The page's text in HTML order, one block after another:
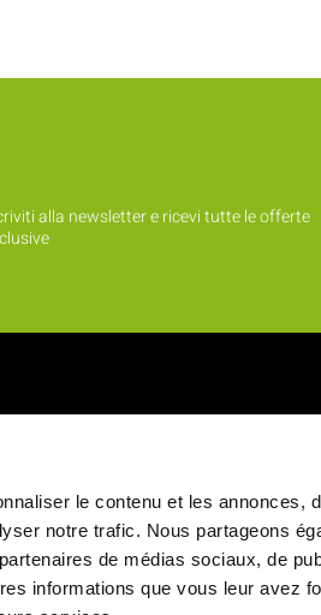
le contenu et les annonces,
notre trafic. Nous partageons
de médias sociaux, de
informations que vous leur avez
alla newsletter e ricevi tutte le offerte
Novità
Rinfreschi e
Vassoi pasto